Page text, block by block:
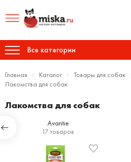
Все категории
Главная Каталог Товары для собак
Лакомства для собак
Лакомства для собак
Avantie
17 товаров